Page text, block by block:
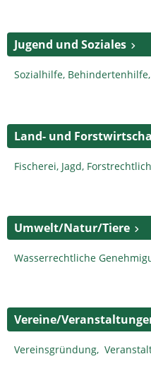
Jugend und Soziales
Sozialhilfe,
Land- und
Fischerei, Jagd,
Umwelt/Natur/Tiere
Wasserrechtliche
Vereine/
Vereinsgründung,